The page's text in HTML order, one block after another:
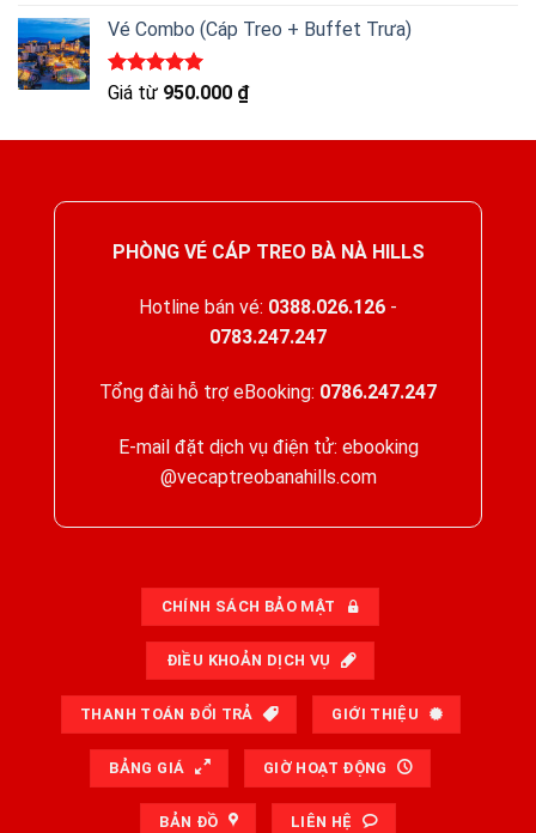
5 sao
Vé Combo (Cáp Treo + Buffet Trưa)
Được xếp
Giá từ 950.000 ₫
PHÒNG VÉ CÁP TREO BÀ NÀ HILLS
Hotline bán vé: 0388.026.126 -
0783.247.247
Tổng đài hỗ trợ eBooking: 0786.247.247
E-mail đặt dịch vụ điện tử: ebooking
@vecaptreobanahills.com
CHÍNH SÁCH BẢO MẬT
ĐIỀU KHOẢN DỊCH VỤ
THANH TOÁN ĐỔI TRẢ GIỚI THIỆU
BẢNG GIÁ GIỜ HOẠT ĐỘNG
BẢN ĐỒ LIÊN HỆ